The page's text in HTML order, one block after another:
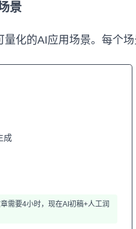
景
化的AI应用场景。每个
成
需要4小时，现在AI初稿+人工润